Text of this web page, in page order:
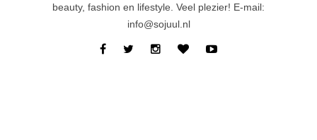
beauty, fashion en lifestyle. Veel plezier! E-mail:
info@sojuul.nl